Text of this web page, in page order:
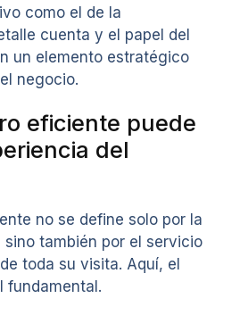
como el de la
cuenta y el papel del
un elemento estratégico
negocio.
eficiente puede
del
no se define solo por la
también por el servicio
toda su visita. Aquí, el
fundamental.